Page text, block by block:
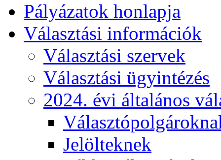
Pályázatok honlapja
Választási információk
Választási szervek
Választási ügyintézés
2024. évi általános
Jelölteknek